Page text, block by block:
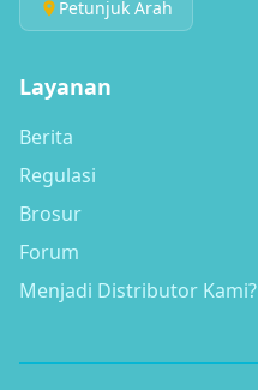
Petunjuk Arah
Layanan
Berita
Regulasi
Brosur
Forum
Menjadi Distributor Kami?